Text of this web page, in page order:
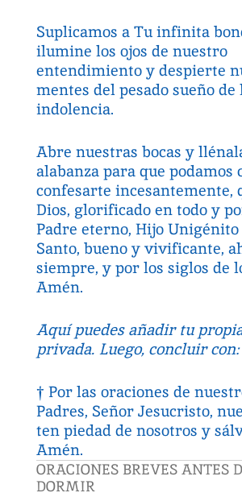
Suplicamos a Tu infinita
ilumine los ojos de nuestro
entendimiento y despierte
mentes del pesado sueño de
indolencia.
Abre nuestras bocas y
alabanza para que podamos
confesarte incesantemente,
Dios, glorificado en todo y
Padre eterno, Hijo
Santo, bueno y vivificante,
siempre, y por los siglos de
Amén.
Aquí puedes añadir tu
privada. Luego, concluir con:
† Por las oraciones de
Padres, Señor Jesucristo,
ten piedad de nosotros y
Amén.
ORACIONES BREVES ANTES
DORMIR